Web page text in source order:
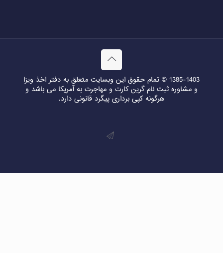
1385-1403 © تمام حقوق این وبسایت متعلق به دفتر اخذ ویزا
و مشاوره ثبت نام گرین کارت و مهاجرت به آمریکا می باشد و
هرگونه کپی برداری پیگرد قانونی دارد.